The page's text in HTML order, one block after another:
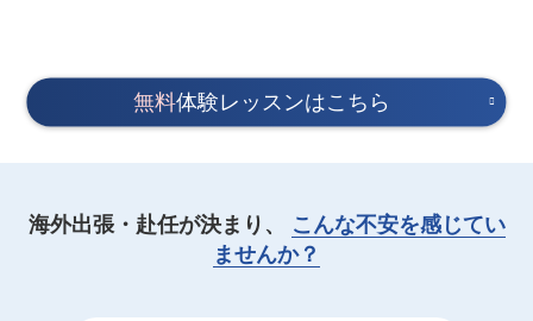
無料体験レッスンはこちら
海外出張・赴任が決まり、
こんな不安を感じてい
ませんか？